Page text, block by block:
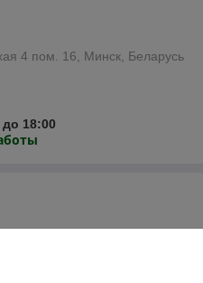
4 пом. 16, Минск, Беларусь
18:00